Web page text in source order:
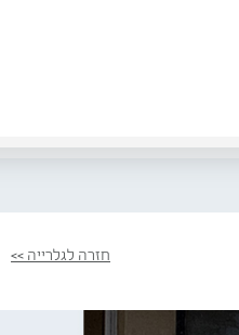
חזרה לגלרייה >>